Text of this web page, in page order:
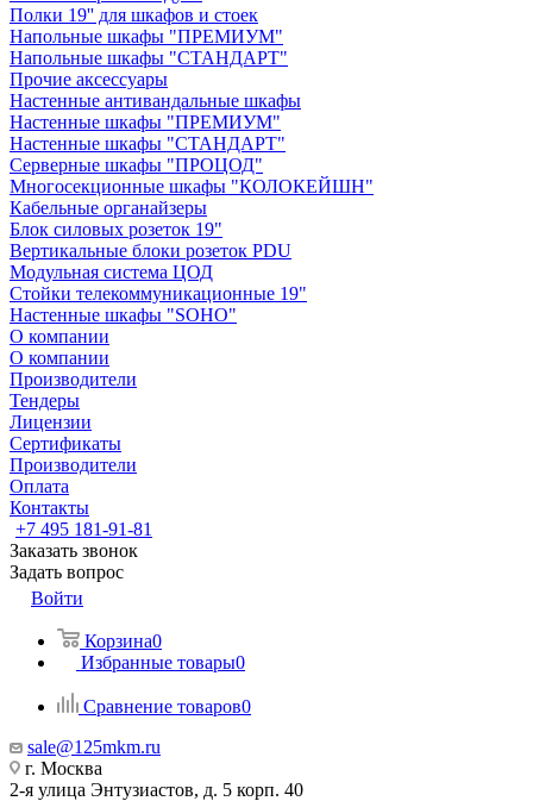
Полки 19'' для шкафов и стоек
Напольные шкафы "ПРЕМИУМ"
Напольные шкафы "СТАНДАРТ"
Прочие аксессуары
Настенные антивандальные шкафы
Настенные шкафы "ПРЕМИУМ"
Настенные шкафы "СТАНДАРТ"
Серверные шкафы "ПРОЦОД"
Многосекционные шкафы "КОЛОКЕЙШН"
Кабельные органайзеры
Блок силовых розеток 19"
Вертикальные блоки розеток PDU
Модульная система ЦОД
Стойки телекоммуникационные 19"
Настенные шкафы "SOHO"
О компании
О компании
Производители
Тендеры
Лицензии
Сертификаты
Производители
Оплата
Контакты
+7 495 181-91-81
Заказать звонок
Задать вопрос
Войти
Корзина0
Избранные товары0
Сравнение товаров0
sale@125mkm.ru
г. Москва
2-я улица Энтузиастов, д. 5 корп. 40